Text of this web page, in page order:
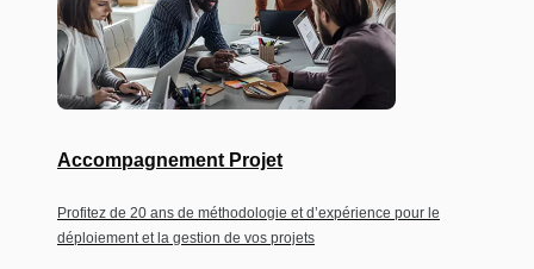
Accompagnement Projet
Profitez de 20 ans de méthodologie et d’expérience pour le
déploiement et la gestion de vos projets